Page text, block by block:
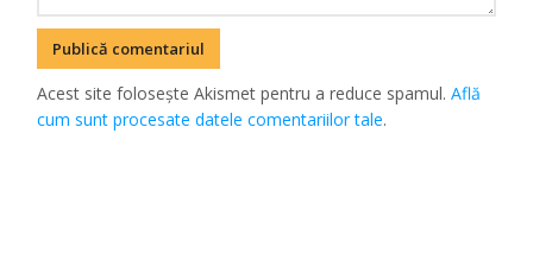
Acest site folosește Akismet pentru a reduce spamul.Află
cum sunt procesate datele comentariilor tale.